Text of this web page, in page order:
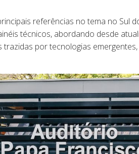
referências no tema no Sul
técnicos, abordando desde
por tecnologias